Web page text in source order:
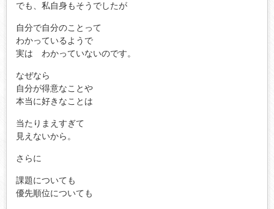
でも、私自身もそうでしたが
自分で自分のことって
わかっているようで
実は わかっていないのです。
なぜなら
自分が得意なことや
本当に好きなことは
当たりまえすぎて
見えないから。
さらに
課題についても
優先順位についても